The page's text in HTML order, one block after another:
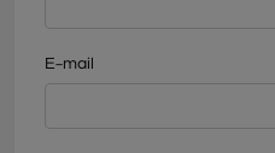
E-mail